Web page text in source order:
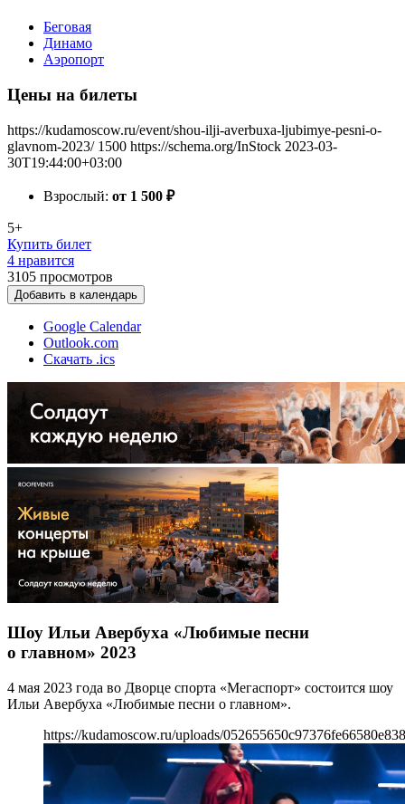
Беговая
Динамо
Аэропорт
Цены на билеты
https://kudamoscow.ru/event/shou-ilji-averbuxa-ljubimye-pesni-o-
glavnom-2023/ 1500 https://schema.org/InStock 2023-03-
30T19:44:00+03:00
Взрослый: от 1 500 ₽
5+
Купить билет
4 нравится
3105 просмотров
Добавить в календарь
Google Calendar
Outlook.com
Скачать .ics
Шоу Ильи Авербуха «Любимые песни
о главном» 2023
4 мая 2023 года во Дворце спорта «Мегаспорт» состоится шоу
Ильи Авербуха «Любимые песни о главном».
https://kudamoscow.ru/uploads/